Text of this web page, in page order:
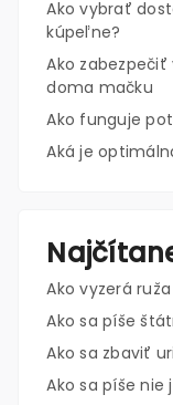
Ako vybrať
kúpeľne?
Ako
doma mačku
Ako funguje
Aká je
Ako vyzerá
Ako sa píše
Ako sa zbaviť
Ako sa píše nie